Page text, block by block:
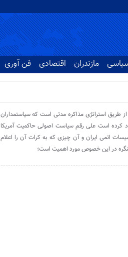
مازندران اقتصادی فن آوری
طریق استراتژی مذاکره مدتی است که سیاستمداران
کرده است علی رقم سیاست اصولی حاکمیت آمریکا
اتمی ایران و آن چیزی که به کرات آن را اعلام